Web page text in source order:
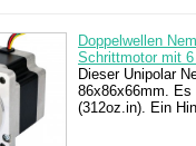
Doppelwellen
Schrittmotor mit
Dieser Unipolar
86x86x66mm.
(312oz.in). Ein